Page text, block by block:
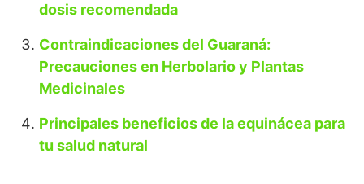
dosis recomendada
Contraindicaciones del Guaraná:
Precauciones en Herbolario y Plantas
Medicinales
Principales beneficios de la equinácea para
tu salud natural